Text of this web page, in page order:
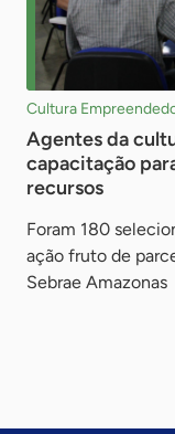
Cultura
Agentes da
capacitação
recursos
Foram 180
ação fruto de
Sebrae Amazonas